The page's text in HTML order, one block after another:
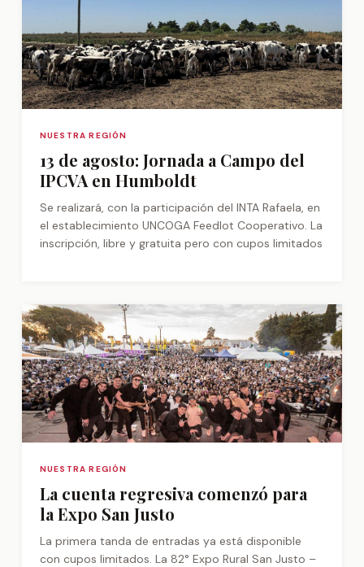
NUESTRA REGIÓN
13 de agosto: Jornada a Campo del
IPCVA en Humboldt
Se realizará, con la participación del INTA Rafaela, en
el establecimiento UNCOGA Feedlot Cooperativo. La
inscripción, libre y gratuita pero con cupos limitados
NUESTRA REGIÓN
La cuenta regresiva comenzó para
la Expo San Justo
La primera tanda de entradas ya está disponible
con cupos limitados. La 82° Expo Rural San Justo –